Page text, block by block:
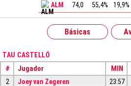
ALM
74,0 55,4% 19,9%
Básicas
TAU CASTELLÓ
# Jugador MIN
2 Joey van Zegeren 23:57